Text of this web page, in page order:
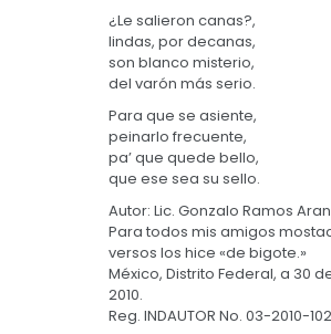
¿Le salieron canas?,
lindas, por decanas,
son blanco misterio,
del varón más serio.
Para que se asiente,
peinarlo frecuente,
pa’ que quede bello,
que ese sea su sello.
Autor: Lic. Gonzalo Ramos
Para todos mis amigos
versos los hice «de bigote.»
México, Distrito Federal, a 30
2010.
Reg. INDAUTOR No. 03-2010-